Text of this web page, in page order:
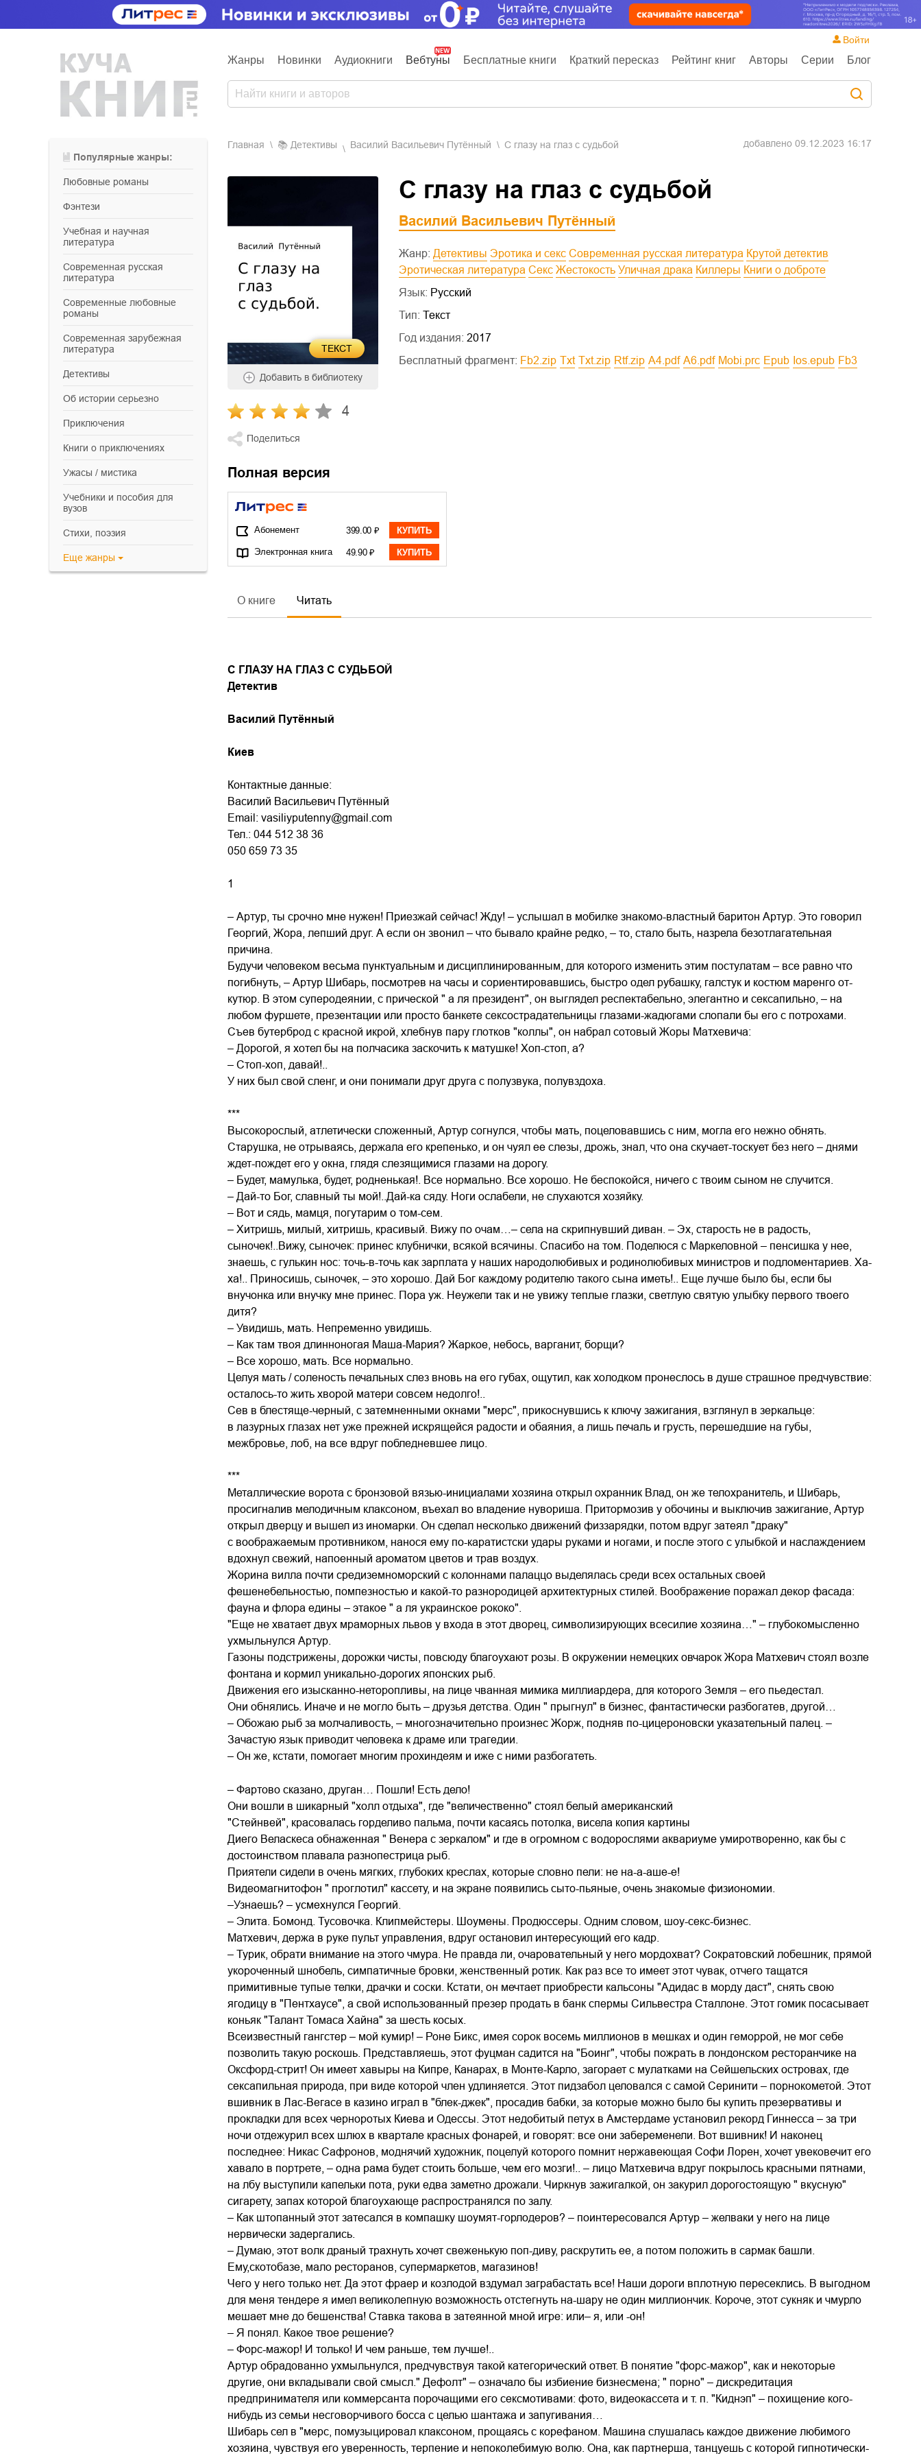
Жанры Новинки Аудиокниги Вебтуны Бесплатные книги Краткий пересказ Рейтинг книг Авторы Серии Блог
Войти
Популярные жанры:
любовные романы
фэнтези
учебная и научная
литература
современная русская
литература
современные любовные
романы
современная зарубежная
литература
детективы
об истории серьезно
приключения
книги о приключениях
ужасы / мистика
учебники и пособия для
вузов
cтихи, поэзия
Еще жанры
Главная 📚 детективы Василий Васильевич Путённый С глазу на глаз с судьбой добавлено 09.12.2023 16:17
ТЕКСТ
Добавить в библиотеку
4
Поделиться
С глазу на глаз с судьбой
Василий Васильевич Путённый
Жанр: Детективы Эротика и секс Современная русская литература
Крутой детектив
Эротическая литература
Секс Жестокость Уличная драка Киллеры
Книги о доброте
Язык: Русский
Тип: Текст
Год издания: 2017
Бесплатный фрагмент:
fb2.zip txt txt.zip rtf.zip a4.pdf a6.pdf mobi.prc epub ios.epub fb3
Полная версия
Абонемент 399.00 ₽ КУПИТЬ
Электронная книга 49.90 ₽ КУПИТЬ
О книге Читать
С ГЛАЗУ НА ГЛАЗ С СУДЬБОЙ
Детектив
Василий Путённый
Киев
Контактные данные:
Василий Васильевич Путённый
Email: vasiliyputenny@gmail.com
Тел.: 044 512 38 36
050 659 73 35
1
– Артур, ты срочно мне нужен! Приезжай сейчас! Жду! – услышал в мобилке знакомо-властный баритон Артур. Это говорил
Георгий, Жора, лепший друг. А если он звонил – что бывало крайне редко, – то, стало быть, назрела безотлагательная
причина.
Будучи человеком весьма пунктуальным и дисциплинированным, для которого изменить этим постулатам – все равно что
погибнуть, – Артур Шибарь, посмотрев на часы и сориентировавшись, быстро одел рубашку, галстук и костюм маренго от-
кутюр. В этом суперодеянии, с прической " а ля президент", он выглядел респектабельно, элегантно и сексапильно, – на
любом фуршете, презентации или просто банкете сексострадательницы глазами-жадюгами слопали бы его с потрохами.
Съев бутерброд с красной икрой, хлебнув пару глотков "коллы", он набрал сотовый Жоры Матхевича:
– Дорогой, я хотел бы на полчасика заскочить к матушке! Хоп-стоп, а?
– Стоп-хоп, давай!..
У них был свой сленг, и они понимали друг друга с полузвука, полувздоха.
***
Высокорослый, атлетически сложенный, Артур согнулся, чтобы мать, поцеловавшись с ним, могла его нежно обнять.
Старушка, не отрываясь, держала его крепенько, и он чуял ее слезы, дрожь, знал, что она скучает-тоскует без него – днями
ждет-пождет его у окна, глядя слезящимися глазами на дорогу.
– Будет, мамулька, будет, родненькая!. Все нормально. Все хорошо. Не беспокойся, ничего с твоим сыном не случится.
– Дай-то Бог, славный ты мой!..Дай-ка сяду. Ноги ослабели, не слухаются хозяйку.
– Вот и сядь, мамця, погутарим о том-сем.
– Хитришь, милый, хитришь, красивый. Вижу по очам…– села на скрипнувший диван. – Эх, старость не в радость,
сыночек!..Вижу, сыночек: принес клубнички, всякой всячины. Спасибо на том. Поделюся с Маркеловной – пенсишка у нее,
знаешь, с гулькин нос: точь-в-точь как зарплата у наших народолюбивых и родинолюбивых министров и подломентариев. Ха-
ха!.. Приносишь, сыночек, – это хорошо. Дай Бог каждому родителю такого сына иметь!.. Еще лучше было бы, если бы
внучонка или внучку мне принес. Пора уж. Неужели так и не увижу теплые глазки, светлую святую улыбку первого твоего
дитя?
– Увидишь, мать. Непременно увидишь.
– Как там твоя длинноногая Маша-Мария? Жаркое, небось, варганит, борщи?
– Все хорошо, мать. Все нормально.
Целуя мать / соленость печальных слез вновь на его губах, ощутил, как холодком пронеслось в душе страшное предчувствие:
осталось-то жить хворой матери совсем недолго!..
Сев в блестяще-черный, с затемненными окнами "мерс", прикоснувшись к ключу зажигания, взглянул в зеркальце:
в лазурных глазах нет уже прежней искрящейся радости и обаяния, а лишь печаль и грусть, перешедшие на губы,
межбровье, лоб, на все вдруг побледневшее лицо.
***
Металлические ворота с бронзовой вязью-инициалами хозяина открыл охранник Влад, он же телохранитель, и Шибарь,
просигналив мелодичным клаксоном, въехал во владение нувориша. Притормозив у обочины и выключив зажигание, Артур
открыл дверцу и вышел из иномарки. Он сделал несколько движений физзарядки, потом вдруг затеял "драку"
с воображаемым противником, нанося ему по-каратистски удары руками и ногами, и после этого с улыбкой и наслаждением
вдохнул свежий, напоенный ароматом цветов и трав воздух.
Жорина вилла почти средиземноморский с колоннами палаццо выделялась среди всех остальных своей
фешенебельностью, помпезностью и какой-то разнородицей архитектурных стилей. Воображение поражал декор фасада:
фауна и флора едины – этакое " а ля украинское рококо".
"Еще не хватает двух мраморных львов у входа в этот дворец, символизирующих всесилие хозяина…" – глубокомысленно
ухмыльнулся Артур.
Газоны подстрижены, дорожки чисты, повсюду благоухают розы. В окружении немецких овчарок Жора Матхевич стоял возле
фонтана и кормил уникально-дорогих японских рыб.
Движения его изысканно-неторопливы, на лице чванная мимика миллиардера, для которого Земля – его пьедестал.
Они обнялись. Иначе и не могло быть – друзья детства. Один " прыгнул" в бизнес, фантастически разбогатев, другой…
– Обожаю рыб за молчаливость, – многозначительно произнес Жорж, подняв по-цицероновски указательный палец. –
Зачастую язык приводит человека к драме или трагедии.
– Он же, кстати, помогает многим прохиндеям и иже с ними разбогатеть.
– Фартово сказано, друган… Пошли! Есть дело!
Они вошли в шикарный "холл отдыха", где "величественно" стоял белый американский
"Стейнвей", красовалась горделиво пальма, почти касаясь потолка, висела копия картины
Диего Веласкеса обнаженная " Венера с зеркалом" и где в огромном с водорослями аквариуме умиротворенно, как бы с
достоинством плавала разнопестрица рыб.
Приятели сидели в очень мягких, глубоких креслах, которые словно пели: не на-а-аше-е!
Видеомагнитофон " проглотил" кассету, и на экране появились сыто-пьяные, очень знакомые физиономии.
–Узнаешь? – усмехнулся Георгий.
– Элита. Бомонд. Тусовочка. Клипмейстеры. Шоумены. Продюссеры. Одним словом, шоу-секс-бизнес.
Матхевич, держа в руке пульт управления, вдруг остановил интересующий его кадр.
– Турик, обрати внимание на этого чмура. Не правда ли, очаровательный у него мордохват? Сократовский лобешник, прямой
укороченный шнобель, симпатичные бровки, женственный ротик. Как раз все то имеет этот чувак, отчего тащатся
примитивные тупые телки, драчки и соски. Кстати, он мечтает приобрести кальсоны "Адидас в морду даст", снять свою
ягодицу в "Пентхаусе", а свой использованный презер продать в банк спермы Сильвестра Сталлоне. Этот гомик посасывает
коньяк "Талант Томаса Хайна" за шесть косых.
Всеизвестный гангстер – мой кумир! – Роне Бикс, имея сорок восемь миллионов в мешках и один геморрой, не мог себе
позволить такую роскошь. Представляешь, этот фуцман садится на "Боинг", чтобы пожрать в лондонском ресторанчике на
Оксфорд-стрит! Он имеет хавыры на Кипре, Канарах, в Монте-Карло, загорает с мулатками на Сейшельских островах, где
сексапильная природа, при виде которой член удлиняется. Этот пидзабол целовался с самой Серинити – порнокометой. Этот
вшивник в Лас-Вегасе в казино играл в "блек-джек", просадив бабки, за которые можно было бы купить презервативы и
прокладки для всех черноротых Киева и Одессы. Этот недобитый петух в Амстердаме установил рекорд Гиннесса – за три
ночи отдежурил всех шлюх в квартале красных фонарей, и говорят: все они забеременели. Вот вшивник! И наконец
последнее: Никас Сафронов, моднячий художник, поцелуй которого помнит нержавеющая Софи Лорен, хочет увековечит его
хавало в портрете, – одна рама будет стоить больше, чем его мозги!.. – лицо Матхевича вдруг покрылось красными пятнами,
на лбу выступили капельки пота, руки едва заметно дрожали. Чиркнув зажигалкой, он закурил дорогостоящую " вкусную"
сигарету, запах которой благоухающе распространялся по залу.
– Как штопанный этот затесался в компашку шоумят-горлодеров? – поинтересовался Артур – желваки у него на лице
нервически задергались.
– Думаю, этот волк драный трахнуть хочет свеженькую поп-диву, раскрутить ее, а потом положить в сармак башли.
Ему,скотобазе, мало ресторанов, супермаркетов, магазинов!
Чего у него только нет. Да этот фраер и козлодой вздумал заграбастать все! Наши дороги вплотную пересеклись. В выгодном
для меня тендере я имел великолепную возможность отстегнуть на-шару не один миллиончик. Короче, этот сукняк и чмурло
мешает мне до бешенства! Ставка такова в затеянной мной игре: или– я, или -он!
– Я понял. Какое твое решение?
– Форс-мажор! И только! И чем раньше, тем лучше!..
Артур обрадованно ухмыльнулся, предчувствуя такой категорический ответ. В понятие "форс-мажор", как и некоторые
другие, они вкладывали свой смысл." Дефолт" – означало бы избиение бизнесмена; " порно" – дискредитация
предпринимателя или коммерсанта порочащими его сексмотивами: фото, видеокассета и т. п. "Киднэп" – похищение кого-
нибудь из семьи несговорчивого босса с целью шантажа и запугивания…
Шибарь сел в "мерс, помузыцировал клаксоном, прощаясь с корефаном. Машина слушалась каждое движение любимого
хозяина, чувствуя его уверенность, терпение и непоколебимую волю. Она, как партнерша, танцуешь с которой гипнотически-